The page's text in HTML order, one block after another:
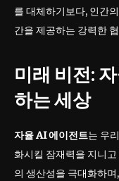
를 대체하기보다, 인간
간을 제공하는 강력한
미래 비전:
하는 세상
자율 AI 에이전트는 우
화시킬 잠재력을 지니
의 생산성을 극대화하